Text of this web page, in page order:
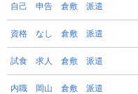
自己 申告 倉敷 派遣
資格 なし 倉敷 派遣
試食 求人 倉敷 派遣
内職 岡山 倉敷 派遣